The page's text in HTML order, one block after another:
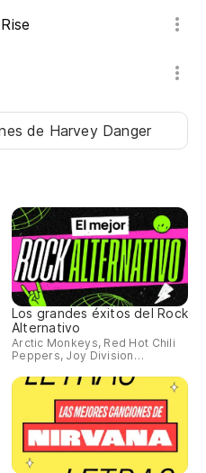
de Harvey Danger
Los grandes éxitos del Rock
Alternativo
Arctic Monkeys, Red Hot Chili
Peppers, Joy Division…